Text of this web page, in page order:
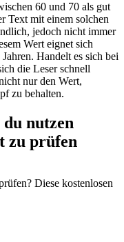
60 und 70 als gut
Text mit einem solchen
jedoch nicht immer
Wert eignet sich
Handelt es sich bei
die Leser schnell
nur den Wert,
zu behalten.
du nutzen
zu prüfen
Diese kostenlosen